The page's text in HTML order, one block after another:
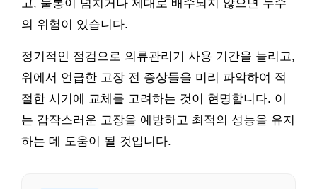
고, 물통이 넘치거나 제대로 배수되지 않으면 누수
의 위험이 있습니다.
정기적인 점검으로 의류관리기 사용 기간을 늘리고,
위에서 언급한 고장 전 증상들을 미리 파악하여 적
절한 시기에 교체를 고려하는 것이 현명합니다. 이
는 갑작스러운 고장을 예방하고 최적의 성능을 유지
하는 데 도움이 될 것입니다.